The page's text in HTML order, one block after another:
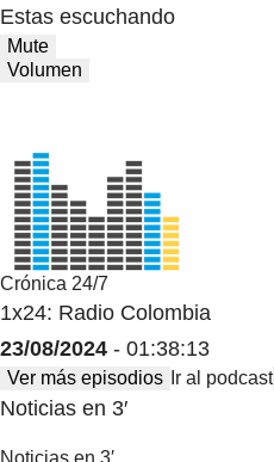
Estas escuchando
Mute
Volumen
Crónica 24/7
1x24: Radio Colombia
23/08/2024 - 01:38:13
Ver más episodios Ir al podcast
Noticias en 3′
Noticias en 3′